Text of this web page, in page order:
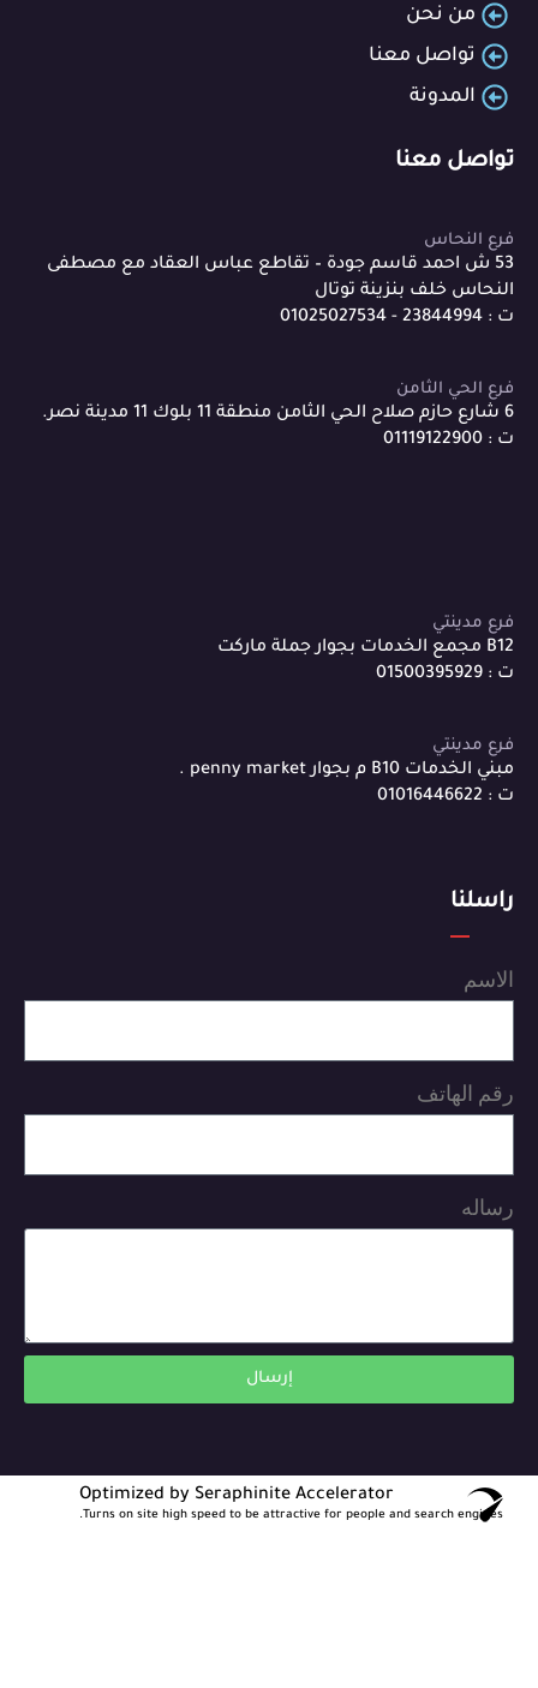
من نحن
تواصل معنا
المدونة
تواصل معنا
فرع النحاس
53 ش احمد قاسم جودة – تقاطع عباس العقاد مع مصطفى
النحاس خلف بنزينة توتال
ت : 23844994 - 01025027534
فرع الحي الثامن
6 شارع حازم صلاح الحي الثامن منطقة 11 بلوك 11 مدينة نصر.
ت : 01119122900
فرع مدينتي
B12 مجمع الخدمات بجوار جملة ماركت
ت : 01500395929
فرع مدينتي
مبني الخدمات B10 م بجوار penny market .
ت : 01016446622
راسلنا
الاسم
رقم الهاتف
رساله
إرسال
Optimized by Seraphinite Accelerator
Turns on site high speed to be attractive for people and search engines.